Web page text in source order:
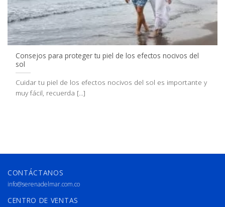
Consejos para proteger tu piel de los efectos nocivos del
sol
Cuidar tu piel de los efectos nocivos del sol es importante y
muy fácil, recuerda [...]
CONTÁCTANOS
info@serenadelmar.com.co
CENTRO DE VENTAS